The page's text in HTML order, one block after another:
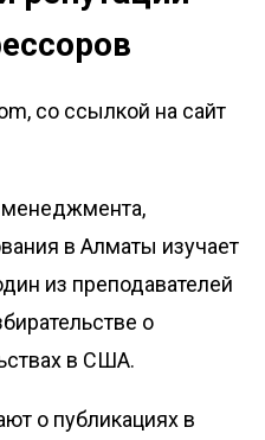
со ссылкой на сайт
менеджмента,
в Алматы изучает
из преподавателей
о
в США.
о публикациях в